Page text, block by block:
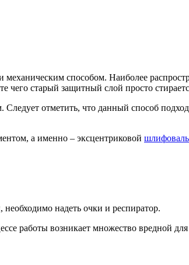
способом. Наиболее
чего старый защитный слой просто
отметить, что данный способ
а именно – эксцентриковой
надеть очки и респиратор.
работы возникает множество вредной